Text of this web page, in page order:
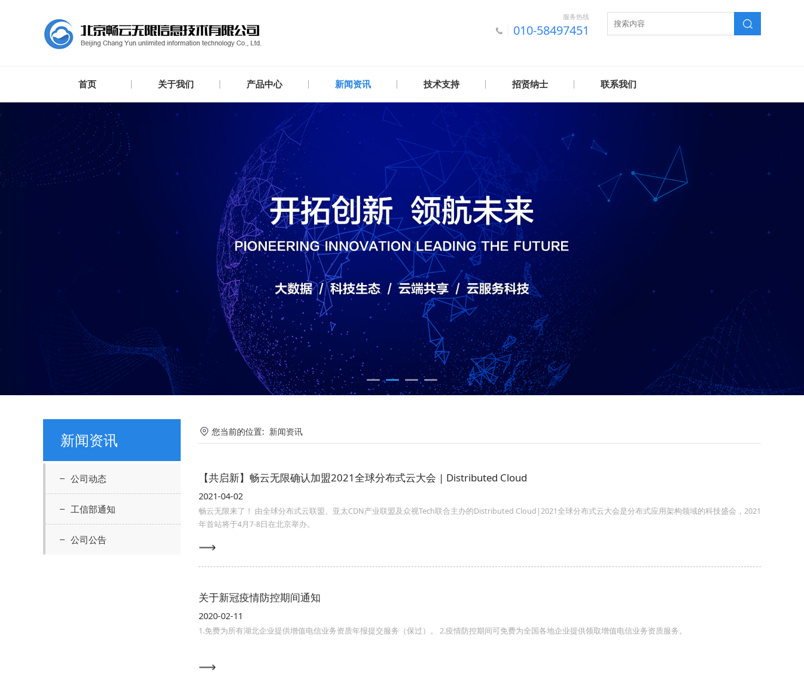
服务热线
010-58497451
首页 关于我们 产品中心 新闻资讯 技术支持 招贤纳士 联系我们
新闻资讯
公司动态
工信部通知
公司公告
您当前的位置: 新闻资讯
【共启新】畅云无限确认加盟2021全球分布式云大会 | Distributed Cloud
2021-04-02
畅云无限来了！ 由全球分布式云联盟、亚太CDN产业联盟及众视Tech联合主办的Distributed Cloud|2021全球分布式云大会是分布式应用架构领域的科技盛会，2021
年首站将于4月7-8日在北京举办。
关于新冠疫情防控期间通知
2020-02-11
1.免费为所有湖北企业提供增值电信业务资质年报提交服务（保过）。 2.疫情防控期间可免费为全国各地企业提供领取增值电信业务资质服务。